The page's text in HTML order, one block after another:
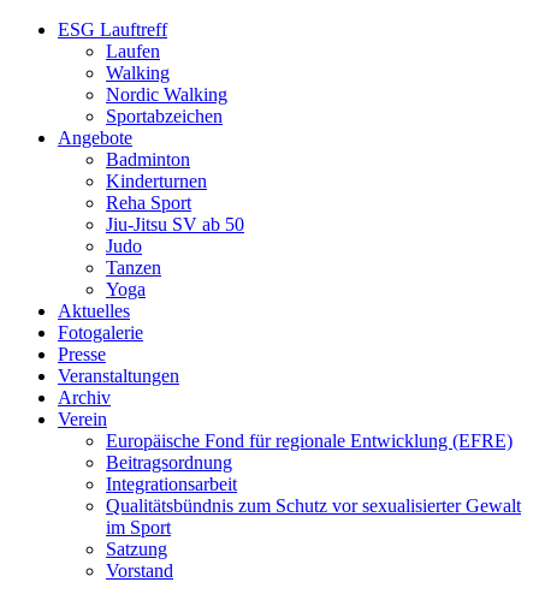
ESG Lauftreff
Laufen
Walking
Nordic Walking
Sportabzeichen
Angebote
Badminton
Kinderturnen
Reha Sport
Jiu-Jitsu SV ab 50
Judo
Tanzen
Yoga
Aktuelles
Fotogalerie
Presse
Veranstaltungen
Archiv
Verein
Europäische Fond für regionale Entwicklung (EFRE)
Beitragsordnung
Integrationsarbeit
Qualitätsbündnis zum Schutz vor sexualisierter Gewalt
im Sport
Satzung
Vorstand